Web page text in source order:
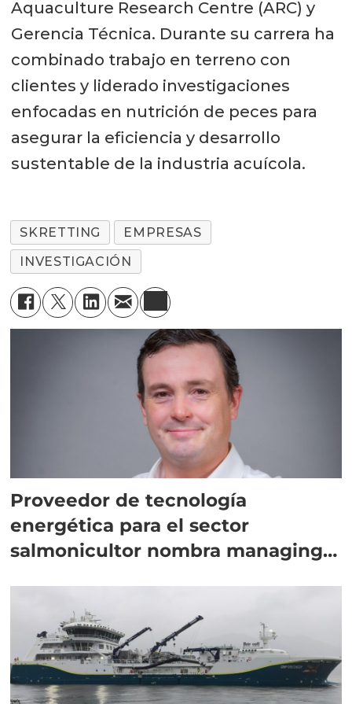
Aquaculture Research Centre (ARC) y
Gerencia Técnica. Durante su carrera ha
combinado trabajo en terreno con
clientes y liderado investigaciones
enfocadas en nutrición de peces para
asegurar la eficiencia y desarrollo
sustentable de la industria acuícola.
SKRETTING
EMPRESAS
INVESTIGACIÓN
Proveedor de tecnología
energética para el sector
salmonicultor nombra managing